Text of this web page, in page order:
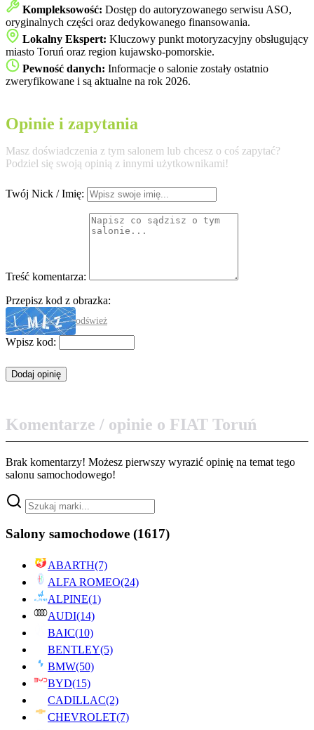
Kompleksowość: Dostęp do autoryzowanego serwisu ASO,
oryginalnych części oraz dedykowanego finansowania.
Lokalny Ekspert: Kluczowy punkt motoryzacyjny obsługujący
miasto Toruń oraz region kujawsko-pomorskie.
Pewność danych: Informacje o salonie zostały ostatnio
zweryfikowane i są aktualne na rok 2026.
Opinie i zapytania
Masz doświadczenia z tym salonem lub chcesz o coś zapytać?
Podziel się swoją opinią z innymi użytkownikami!
Twój Nick / Imię:
Treść komentarza:
Przepisz kod z obrazka:
odśwież
Wpisz kod:
Komentarze / opinie o FIAT Toruń
Brak komentarzy! Możesz pierwszy wyrazić opinię na temat tego
salonu samochodowego!
Salony samochodowe (1617)
ABARTH(7)
ALFA ROMEO(24)
ALPINE(1)
AUDI(14)
BAIC(10)
BENTLEY(5)
BMW(50)
BYD(15)
CADILLAC(2)
CHEVROLET(7)